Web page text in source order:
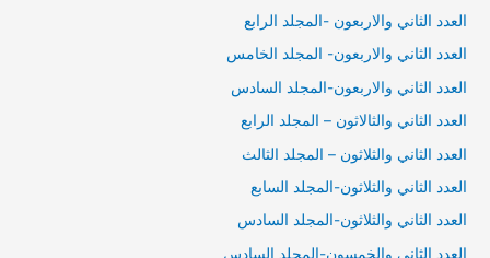
العدد الثاني والاربعون -المجلد الرابع
العدد الثاني والاربعون- المجلد الخامس
العدد الثاني والاربعون-المجلد السادس
العدد الثاني والثالاثون – المجلد الرابع
العدد الثاني والثلاثون – المجلد الثالث
العدد الثاني والثلاثون-المجلد السابع
العدد الثاني والثلاثون-المجلد السادس
العدد الثاني والخمسون-المجلد السادس